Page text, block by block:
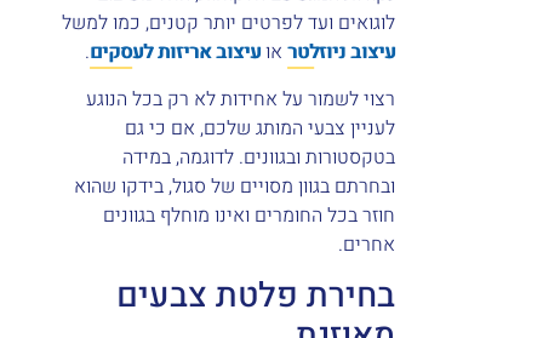
לוגואים ועד לפרטים יותר קטנים, כמו למשל
עיצוב ניוזלטראועיצוב אריזות לעסקים.
רצוי לשמור על אחידות לא רק בכל הנוגע
לעניין צבעי המותג שלכם, אם כי גם
בטקסטורות ובגוונים. לדוגמה, במידה
ובחרתם בגוון מסויים של סגול, בידקו שהוא
חוזר בכל החומרים ואינו מוחלף בגוונים
אחרים.
בחירת פלטת צבעים